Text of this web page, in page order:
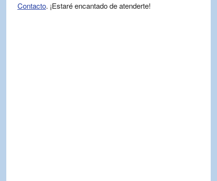
Contacto. ¡Estaré encantado de atenderte!